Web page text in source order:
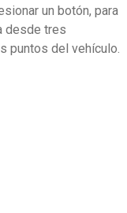
un botón, para
desde tres
puntos del vehículo.